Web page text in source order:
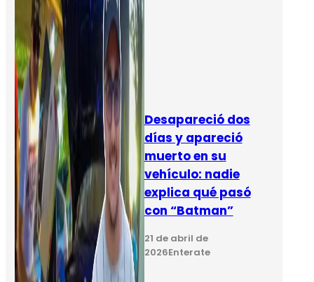
Desapareció dos
días y apareció
muerto en su
vehículo: nadie
explica qué pasó
con “Batman”
21 de abril de
2026Enterate